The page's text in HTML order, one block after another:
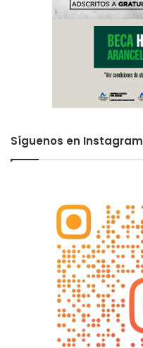
Síguenos en Instagram